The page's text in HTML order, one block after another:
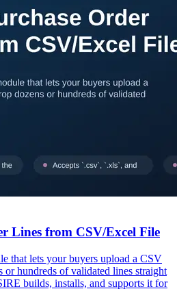
Lines from CSV/Excel File
that lets your buyers upload a CSV
hundreds of validated lines straight
builds, installs, and supports it for